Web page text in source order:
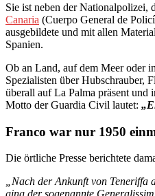
Sie ist neben der Nationalpolizei,
Canaria (Cuerpo General de
ausgebildete und mit allen
Spanien.
Ob an Land, auf dem Meer oder
Spezialisten über Hubschrauber,
überall auf La Palma präsent und
Motto der Guardia Civil lautet:
Franco war nur 1950
Die örtliche Presse berichtete
„Nach der Ankunft von Teneriffa